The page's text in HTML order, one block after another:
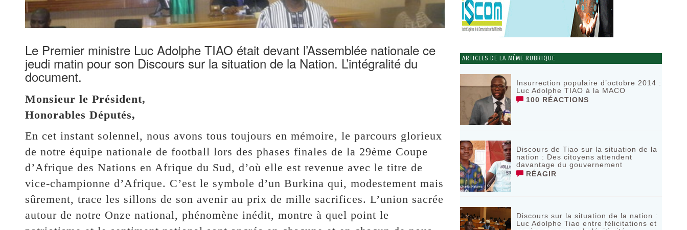
Le Premier ministre Luc Adolphe TIAO était devant l’Assemblée nationale ce
jeudi matin pour son Discours sur la situation de la Nation. L’intégralité du
document.
Monsieur le Président,
Honorables Députés,
En cet instant solennel, nous avons tous toujours en mémoire, le parcours glorieux
de notre équipe nationale de football lors des phases finales de la 29ème Coupe
d’Afrique des Nations en Afrique du Sud, d’où elle est revenue avec le titre de
vice-championne d’Afrique. C’est le symbole d’un Burkina qui, modestement mais
sûrement, trace les sillons de son avenir au prix de mille sacrifices. L’union sacrée
autour de notre Onze national, phénomène inédit, montre à quel point le
ARTICLES DE LA MÊME RUBRIQUE
Insurrection populaire d’octobre 2014 :
Luc Adolphe TIAO à la MACO
100 RÉACTIONS
Discours de Tiao sur la situation de la
nation : Des citoyens attendent
davantage du gouvernement
RÉAGIR
Discours sur la situation de la nation :
Luc Adolphe Tiao entre félicitations et